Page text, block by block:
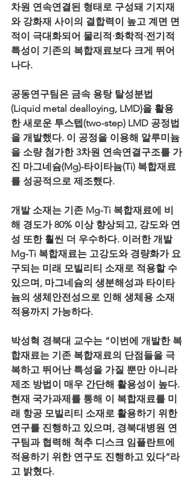
차원 연속연결된 형태로 구성돼 기지재
와 강화재 사이의 결합력이 높고 계면 면
적이 극대화되어 물리적·화학적·전기적
특성이 기존의 복합재료보다 크게 뛰어
나다.
공동연구팀은 금속 용탕 탈성분법
(Liquid metal dealloying, LMD)을 활용
한 새로운 투스텝(two-step) LMD 공정법
을 개발했다. 이 공정을 이용해 알루미늄
을 소량 첨가한 3차원 연속연결구조를 가
진 마그네슘(Mg)-타이타늄(Ti) 복합재료
를 성공적으로 제조했다.
개발 소재는 기존 Mg-Ti 복합재료에 비
해 경도가 80% 이상 향상되고, 강도와 연
성 또한 훨씬 더 우수하다. 이러한 개발
Mg-Ti 복합재료는 고강도와 경량화가 요
구되는 미래 모빌리티 소재로 적용할 수
있으며, 마그네슘의 생분해성과 타이타
늄의 생체안전성으로 인해 생체용 소재
적용까지 가능하다.
박성혁 경북대 교수는 “이번에 개발한 복
합재료는 기존 복합재료의 단점들을 극
복하고 뛰어난 특성을 가질 뿐만 아니라
제조 방법이 매우 간단해 활용성이 높다.
현재 국가과제를 통해 이 복합재료를 미
래 항공 모빌리티 소재로 활용하기 위한
연구를 진행하고 있으며, 경북대병원 연
구팀과 협력해 척추 디스크 임플란트에
적용하기 위한 연구도 진행하고 있다”라
고 밝혔다.